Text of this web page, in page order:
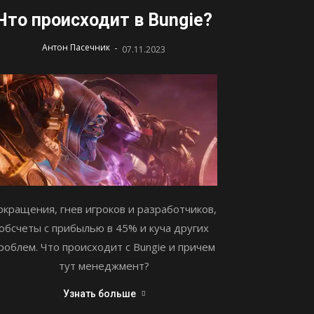
происходит в Bungie?
Антон Пасечник - 07.11.2023
гнев игроков и разработчиков,
с прибылью в 45% и куча других
Что происходит с Bungie и причем
тут менеджмент?
Узнать больше